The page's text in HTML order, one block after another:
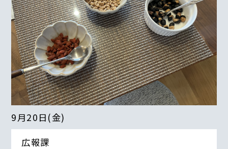
9月20日(金)
広報課